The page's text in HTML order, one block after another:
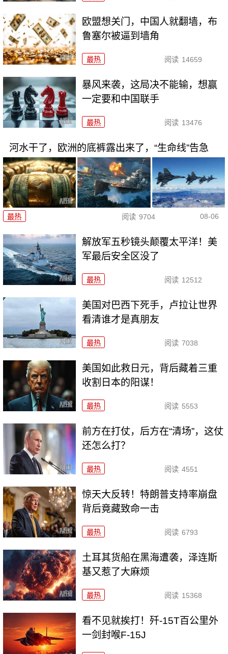
欧盟想关门，中国人就翻墙，布
鲁塞尔被逼到墙角
最热 阅读 14659
暴风来袭，这局决不能输，想赢
一定要和中国联手
最热 阅读 13476
河水干了，欧洲的底裤露出来了，“生命线”告急
最热 阅读 9704 08-06
解放军五秒镜头颠覆太平洋！美
军最后安全区没了
最热 阅读 12512
美国对巴西下死手，卢拉让世界
看清谁才是真朋友
最热 阅读 7038
美国如此救日元，背后藏着三重
收割日本的阳谋！
最热 阅读 5553
前方在打仗，后方在“清场”，这仗
还怎么打？
最热 阅读 4551
惊天大反转！特朗普支持率崩盘
背后竟藏致命一击
最热 阅读 6793
土耳其货船在黑海遭袭，泽连斯
基又惹了大麻烦
最热 阅读 15368
看不见就挨打！歼-15T百公里外
一剑封喉F-15J